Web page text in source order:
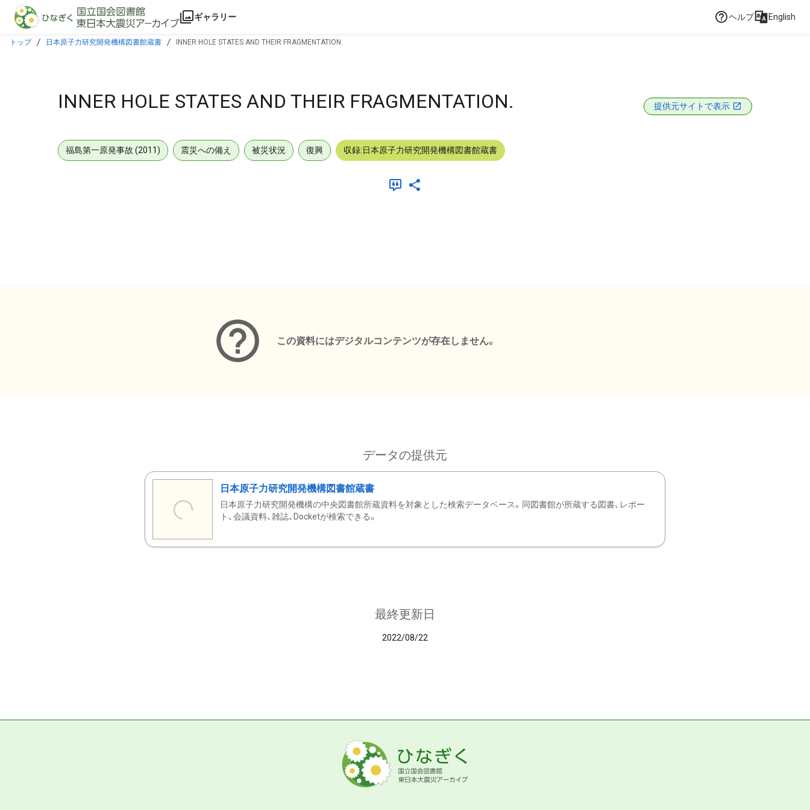
本文に飛ぶ
ギャラリー ヘルプ English
トップ 日本原子力研究開発機構図書館蔵書 INNER HOLE STATES AND THEIR FRAGMENTATION.
INNER HOLE STATES AND THEIR FRAGMENTATION. 提供元サイトで表示
福島第一原発事故 (2011) 震災への備え 被災状況 復興 収録:日本原子力研究開発機構図書館蔵書
この資料にはデジタルコンテンツが存在しません。
データの提供元
日本原子力研究開発機構図書館蔵書
日本原子力研究開発機構の中央図書館所蔵資料を対象とした検索データベース。同図書館が所蔵する図書、レポー
ト、会議資料、雑誌、Docketが検索できる。
最終更新日
2022/08/22